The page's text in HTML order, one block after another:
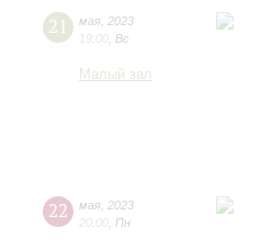
21 мая 2023
19:00 Вс
Малый зал
22 мая 2023
20:00 Пн